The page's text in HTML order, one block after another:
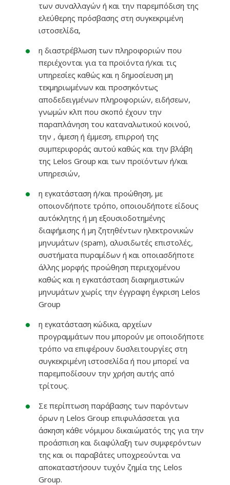
των συναλλαγών ή και την παρεμπόδιση της
ελεύθερης πρόσβασης στη συγκεκριμένη
ιστοσελίδα,
η διαστρέβλωση των πληροφοριών που
περιέχονται για τα προϊόντα ή/και τις
υπηρεσίες καθώς και η δημοσίευση μη
τεκμηριωμένων και προσηκόντως
αποδεδειγμένων πληροφοριών, ειδήσεων,
γνωμών κλπ που σκοπό έχουν την
παραπλάνηση του καταναλωτικού κοινού,
την , άμεση ή έμμεση, επιρροή της
συμπεριφοράς αυτού καθώς και την βλάβη
της Lelos Group και των προϊόντων ή/και
υπηρεσιών,
η εγκατάσταση ή/και προώθηση, με
οποιονδήποτε τρόπο, οποιουδήποτε είδους
αυτόκλητης ή μη εξουσιοδοτημένης
διαφήμισης ή μη ζητηθέντων ηλεκτρονικών
μηνυμάτων (spam), αλυσιδωτές επιστολές,
συστήματα πυραμίδων ή και οποιασδήποτε
άλλης μορφής προώθηση περιεχομένου
καθώς και η εγκατάσταση διαφημιστικών
μηνυμάτων χωρίς την έγγραφη έγκριση Lelos
Group
η εγκατάσταση κώδικα, αρχείων
προγραμμάτων που μπορούν με οποιοδήποτε
τρόπο να επιφέρουν δυσλειτουργίες στη
συγκεκριμένη ιστοσελίδα ή που μπορεί να
παρεμποδίσουν την χρήση αυτής από
τρίτους.
Σε περίπτωση παράβασης των παρόντων
όρων η Lelos Group επιφυλάσσεται για
άσκηση κάθε νόμιμου δικαιώματός της για την
προάσπιση και διαφύλαξη των συμφερόντων
της και οι παραβάτες υποχρεούνται να
αποκαταστήσουν τυχόν ζημία της Lelos
Group.